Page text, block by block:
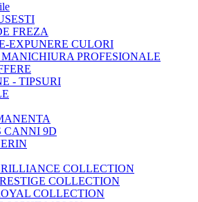
FREZA
EXPUNERE CULORI
PROFESIONALE
- TIPSURI
CANNI 9D
COLLECTION
COLLECTION
COLLECTION